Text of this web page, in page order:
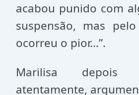
acabou punido com
suspensão, mas
ocorreu o pior...”.
Marilisa
atentamente,